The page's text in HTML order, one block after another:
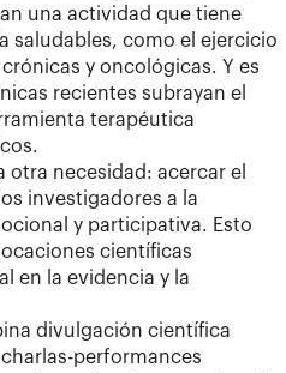
una actividad que tiene
saludables, como el ejercicio
y oncológicas. Y es
recientes subrayan el
terapéutica
necesidad: acercar el
investigadores a la
y participativa. Esto
científicas
en la evidencia y la
divulgación científica
performances